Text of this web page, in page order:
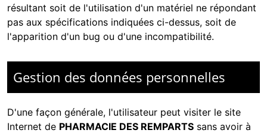
résultant soit de l'utilisation d'un matériel ne répondant
pas aux spécifications indiquées ci-dessus, soit de
l'apparition d'un bug ou d'une incompatibilité.
Gestion des données personnelles
D'une façon générale, l'utilisateur peut visiter le site
Internet de PHARMACIE DES REMPARTS sans avoir à